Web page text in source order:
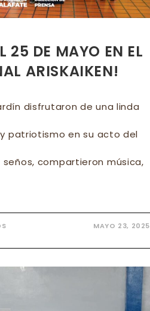
25 DE MAYO EN EL
ARISKAIKEN!
disfrutaron de una linda
patriotismo en su acto del
compartieron música,
EN
25
MAYO
MAYO 23, 2025